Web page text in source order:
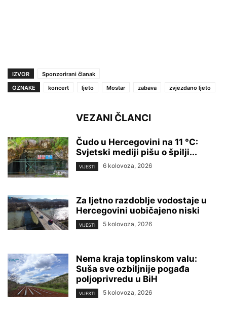
IZVOR
Sponzorirani članak
OZNAKE
koncert ljeto Mostar zabava zvjezdano ljeto
VEZANI ČLANCI
Čudo u Hercegovini na 11 °C:
Svjetski mediji pišu o špilji...
VIJESTI 6 kolovoza, 2026
Za ljetno razdoblje vodostaje u
Hercegovini uobičajeno niski
VIJESTI 5 kolovoza, 2026
Nema kraja toplinskom valu:
Suša sve ozbiljnije pogađa
poljoprivredu u BiH
VIJESTI 5 kolovoza, 2026